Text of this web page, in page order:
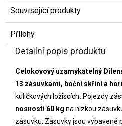
Související produkty
Přílohy
Detailní popis produktu
Celokovový uzamykatelný
13 zásuvkami, boční skříní a
kuličkových ložiscích. Pojezdy
nosností 60 kg na nízkou
zásuvku. Zásuvky jsou vybavené